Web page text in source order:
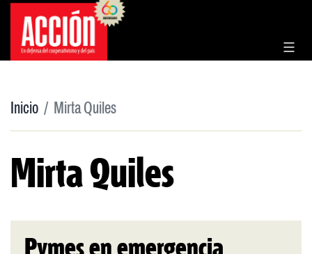
Saltar
contenido
Inicio Mirta Quiles
Mirta Quiles